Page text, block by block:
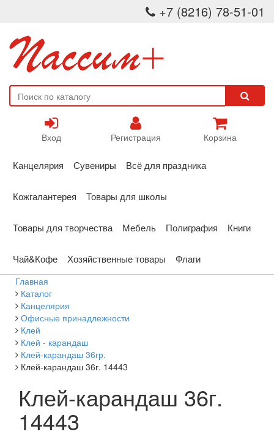
+7 (8216) 78-51-01
Вход Регистрация Корзина
Канцелярия Сувениры Всё для праздника
Кожгалантерея Товары для школы
Товары для творчества Мебель Полиграфия Книги
Чай&Кофе Хозяйственные товары Флаги
Главная
Каталог
Канцелярия
Офисные принадлежности
Клей
Клей - карандаш
Клей-карандаш 36гр.
Клей-карандаш 36г. 14443
Клей-карандаш 36г.
14443